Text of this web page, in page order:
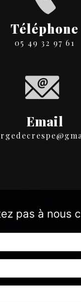
Téléphone
05 49 32 97 61
Email
pas à nous